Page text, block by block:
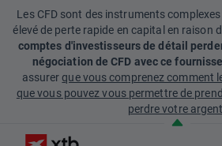
Les CFD sont des instruments
élevé de perte rapide en capital en raison
comptes d'investisseurs de détail
négociation de CFD avec ce
assurerque vous comprenez comment
que vous pouvez vous permettre de
perdre votre